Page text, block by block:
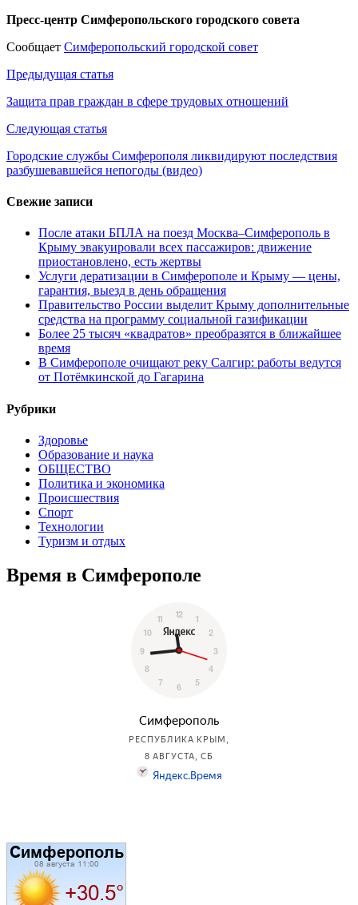
Пресс-центр Симферопольского городского совета
Сообщает Симферопольский городской совет
Навигация
по
записям
Предыдущая статья
Защита прав граждан в сфере трудовых отношений
Следующая статья
Городские службы Симферополя ликвидируют последствия
разбушевавшейся непогоды (видео)
Свежие записи
После атаки БПЛА на поезд Москва–Симферополь в
Крыму эвакуировали всех пассажиров: движение
приостановлено, есть жертвы
Услуги дератизации в Симферополе и Крыму — цены,
гарантия, выезд в день обращения
Правительство России выделит Крыму дополнительные
средства на программу социальной газификации
Более 25 тысяч «квадратов» преобразятся в ближайшее
время
В Симферополе очищают реку Салгир: работы ведутся
от Потёмкинской до Гагарина
Рубрики
Здоровье
Образование и наука
ОБЩЕСТВО
Политика и экономика
Происшествия
Спорт
Технологии
Туризм и отдых
Время в Симферополе